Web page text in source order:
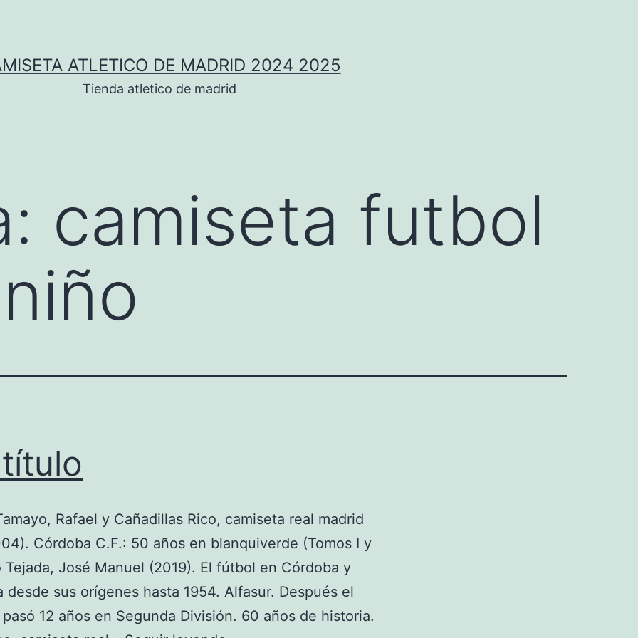
ATLETICO DE MADRID 2024 2025
Tienda atletico de madrid
camiseta futbol
Rafael y Cañadillas Rico, camiseta real madrid
Córdoba C.F.: 50 años en blanquiverde (Tomos I y
Tejada, José Manuel (2019). El fútbol en Córdoba y
desde sus orígenes hasta 1954. Alfasur. Después el
pasó 12 años en Segunda División. 60 años de historia.